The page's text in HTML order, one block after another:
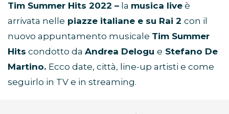
Tim Summer Hits 2022 – la musica live è
arrivata nelle piazze italiane e su Rai 2 con il
nuovo appuntamento musicale Tim Summer
Hits condotto da Andrea Delogu e Stefano De
Martino. Ecco date, città, line-up artisti e come
seguirlo in TV e in streaming.